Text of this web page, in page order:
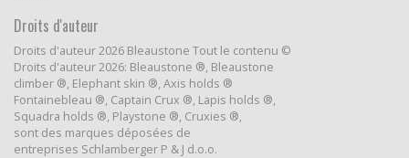
Droits d'auteur
Droits d'auteur 2026 Bleaustone Tout le contenu ©
Droits d'auteur 2026: Bleaustone ®, Bleaustone
climber ®, Elephant skin ®, Axis holds ®
Fontainebleau ®, Captain Crux ®, Lapis holds ®,
Squadra holds ®, Playstone ®, Cruxies ®,
sont des marques déposées de
entreprises Schlamberger P & J d.o.o.